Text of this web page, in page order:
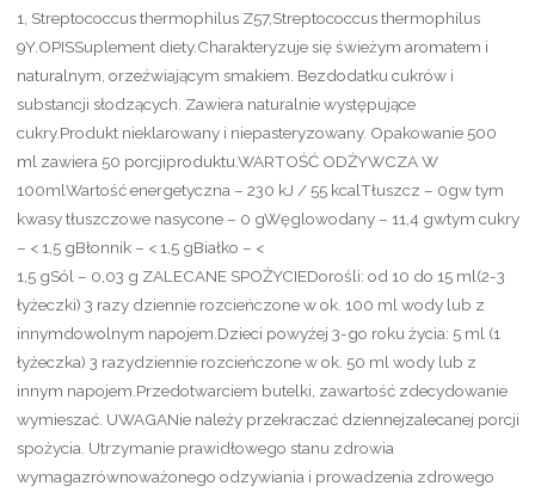
1, Streptococcus thermophilus Z57,Streptococcus thermophilus
9Y.OPISSuplement diety.Charakteryzuje się świeżym aromatem i
naturalnym, orzeźwiającym smakiem. Bezdodatku cukrów i
substancji słodzących. Zawiera naturalnie występujące
cukry.Produkt nieklarowany i niepasteryzowany. Opakowanie 500
ml zawiera 50 porcjiproduktu.WARTOŚĆ ODŻYWCZA W
100mlWartość energetyczna – 230 kJ / 55 kcalTłuszcz – 0gw tym
kwasy tłuszczowe nasycone – 0 gWęglowodany – 11,4 gwtym cukry
– < 1,5 gBłonnik – < 1,5 gBiałko – <
1,5 gSól – 0,03 g ZALECANE SPOŻYCIEDorośli: od 10 do 15 ml(2-3
łyżeczki) 3 razy dziennie rozcieńczone w ok. 100 ml wody lub z
innymdowolnym napojem.Dzieci powyżej 3-go roku życia: 5 ml (1
łyżeczka) 3 razydziennie rozcieńczone w ok. 50 ml wody lub z
innym napojem.Przedotwarciem butelki, zawartość zdecydowanie
wymieszać. UWAGANie należy przekraczać dziennejzalecanej porcji
spożycia. Utrzymanie prawidłowego stanu zdrowia
wymagazrównoważonego odzywiania i prowadzenia zdrowego